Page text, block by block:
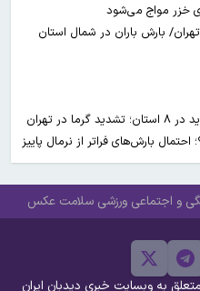
بارش باران در شمال استان
تهران
بارش‌های فراتر از نرمال پاییز
و اجتماعی ورزشی سلامت عکس
به وبسایت خبری دیدبان ایران